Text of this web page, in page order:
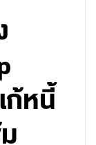
หนี้